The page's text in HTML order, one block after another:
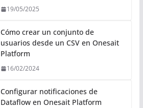
19/05/2025
Cómo crear un conjunto de
usuarios desde un CSV en Onesait
Platform
16/02/2024
Configurar notificaciones de
Dataflow en Onesait Platform